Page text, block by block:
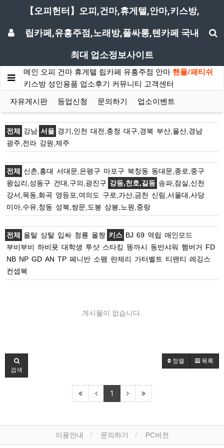
【오피헌터】오피,건마,휴게텔,안마,키스방,
립카페,유흥주점,노래방,풀싸롱,텐카페 국내
최대 업소정보사이트
메인 오피 건마 휴게텔 립카페 유흥주점 안마 핸플/패티쉬
키스방 성인용품 업소후기 커뮤니티 고객센터
자유게시판
등업신청 문의하기 업소이벤트
전체 강남 서울 경기,인천 대전,충청 대구,경북 부산,울산,경남
광주,전라 강원,제주
전체 신촌,홍대 서대문,은평구 마포구 북창동 동대문,종로,중구
왕십리,성동구 건대,구의,광진구 강동,천호,길동 송파,잠실,신천
강서,목동,화곡 영등포,여의도 구로,가산,금천 신림,서울대,사당
미아,수유,창동 성북,쌍문,도봉 상봉,노원,중랑
전체 올탈 상탈 입싸 청룡 올짱 키스 BJ 69 역립 애인모드
부비부비 하비욧 대학생 투샷 스타킹 똥까시 동반샤워 햄버거 FD
NB NP GD AN TP 페니반 소팸 란제리 가터벨트 티팬티 레깅스
컨셉복
게시물이 없습니다.
정렬
목록
검색
1
이용안내 문의하기 PC버전